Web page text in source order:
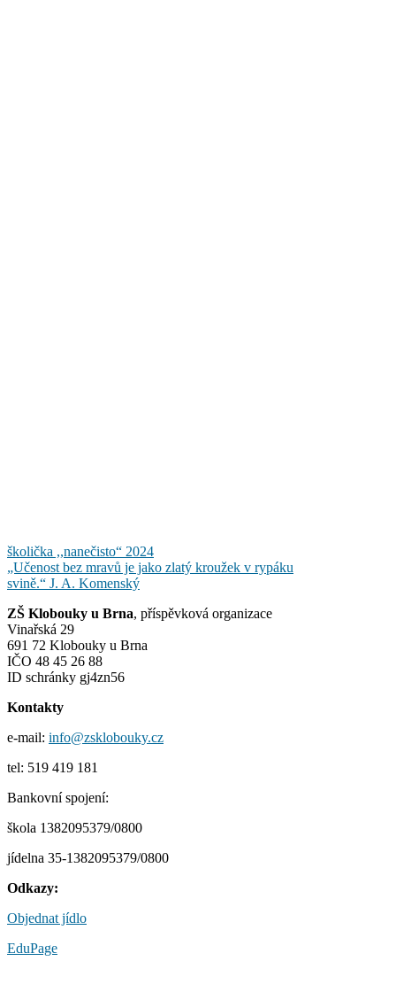
Navigace
pro
příspěvek
školička ,,nanečisto“ 2024
„Učenost bez mravů je jako zlatý kroužek v rypáku
svině.“ J. A. Komenský
ZŠ Klobouky u Brna, příspěvková organizace
Vinařská 29
691 72 Klobouky u Brna
IČO 48 45 26 88
ID schránky gj4zn56
Kontakty
e-mail: info@zsklobouky.cz
tel: 519 419 181
Bankovní spojení:
škola 1382095379/0800
jídelna 35-1382095379/0800
Odkazy:
Objednat jídlo
EduPage